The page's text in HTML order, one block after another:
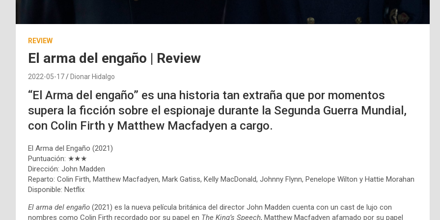
REVIEW
El arma del engaño | Review
2022-05-17 Dionar Hidalgo
“El Arma del engaño” es una historia tan extraña que por momentos
supera la ficción sobre el espionaje durante la Segunda Guerra Mundial,
con Colin Firth y Matthew Macfadyen a cargo.
El Arma del Engaño (2021)
Puntuación: ★★★
Dirección: John Madden
Reparto: Colin Firth, Matthew Macfadyen, Mark Gatiss, Kelly MacDonald, Johnny Flynn, Penelope Wilton y Hattie Morahan
Disponible: Netflix
El arma del engaño (2021) es la nueva película británica del director John Madden cuenta con un cast de lujo con
nombres como Colin Firth recordado por su papel en The King’s Speech, Matthew Macfadyen afamado por su papel